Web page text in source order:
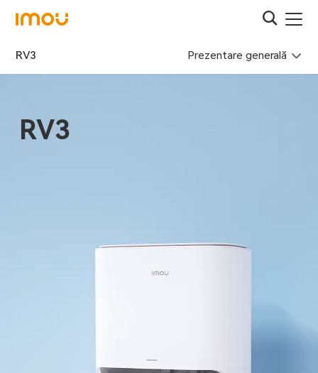
RV3 Prezentare generală
RV3